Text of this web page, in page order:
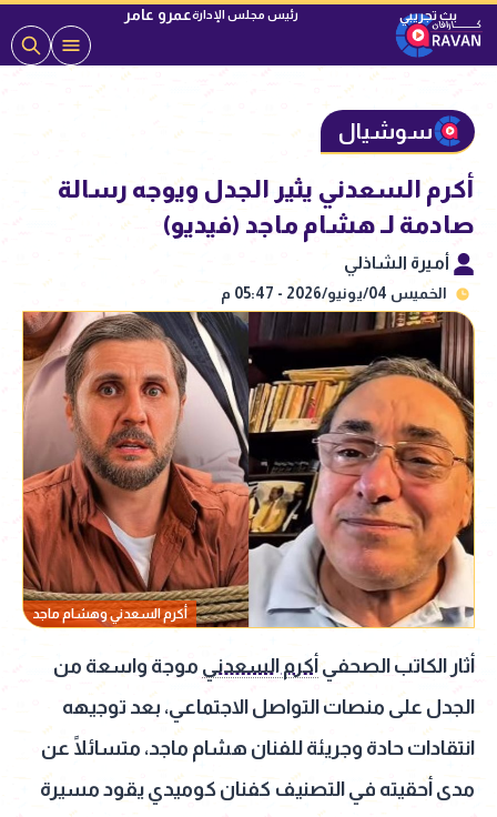
رئيس مجلس الإدارةعمرو عامر
سوشيال
أكرم السعدني يثير الجدل ويوجه رسالة
صادمة لـ هشام ماجد (فيديو)
أميرة الشاذلي
الخميس 04/يونيو/2026 - 05:47 م
أكرم السعدني وهشام ماجد
أثار الكاتب الصحفي أكرم السعدني موجة واسعة من
الجدل على منصات التواصل الاجتماعي، بعد توجيهه
انتقادات حادة وجريئة للفنان هشام ماجد، متسائلًا عن
مدى أحقيته في التصنيف كفنان كوميدي يقود مسيرة